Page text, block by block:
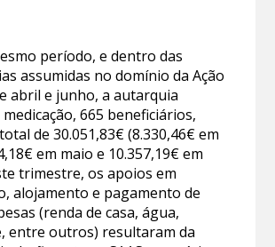
período, e dentro das
assumidas no domínio da Ação
abril e junho, a autarquia
665 beneficiários,
de 30.051,83€ (8.330,46€ em
em maio e 10.357,19€ em
trimestre, os apoios em
alojamento e pagamento de
(renda de casa, água,
entre outros) resultaram da